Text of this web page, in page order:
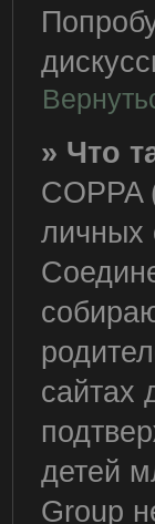
» Что
COPPA
личных
сайтах
детей
Group